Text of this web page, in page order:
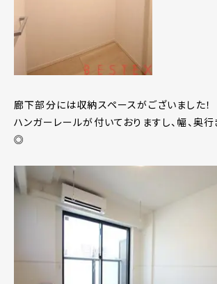
廊下部分には収納スペースがございました！
ハンガーレールが付いておりますし、幅、奥
◎